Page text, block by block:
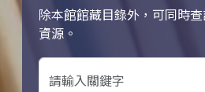
除本館館藏目錄外，可同時
資源。
關鍵字搜尋